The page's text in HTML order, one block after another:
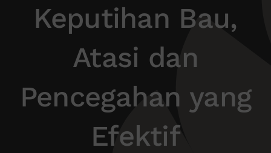
Tentang Kami
Kontak Kami
Keputihan Bau,
Atasi dan
Pencegahan yang
Efektif